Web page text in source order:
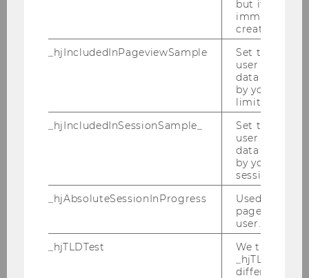
Marketing
Bernadette Kamleitner
Thomas Reutterer
Strategy and Innovation
but it is
immediately
created.
_hjIncludedInPageviewSample
Set to
user is
data
by your site's
limit.
_hjIncludedInSessionSample_
Set to
user is
data
by your site's
session limit.
_hjAbsoluteSessionInProgress
Used to
pageview
user.
_hjTLDTest
We try to
_hjTLDTest
different